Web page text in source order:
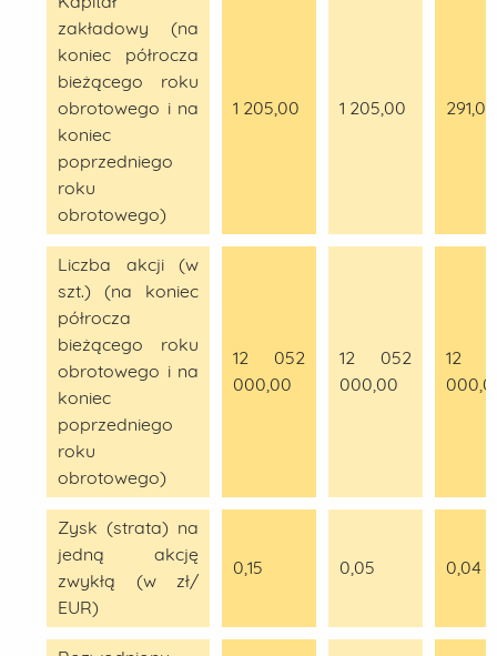
zakładowy (na
koniec półrocza
bieżącego roku
obrotowego i na
koniec
poprzedniego
roku
obrotowego)
1 205,00 1 205,00 291,00
Liczba akcji (w
szt.) (na koniec
półrocza
bieżącego roku
obrotowego i na
koniec
poprzedniego
roku
obrotowego)
12 052
000,00
12 052
000,00
12
Zysk (strata) na
jedną akcję
zwykłą (w zł/
EUR)
0,15 0,05 0,04